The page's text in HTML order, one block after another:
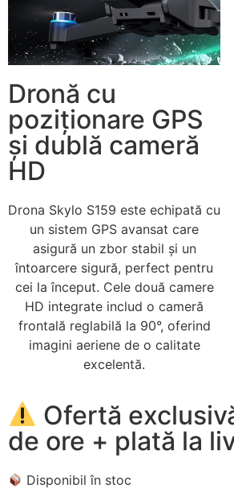
Dronă cu
poziționare GPS
și dublă cameră
HD
Drona Skylo S159 este echipată cu
un sistem GPS avansat care
asigură un zbor stabil și un
întoarcere sigură, perfect pentru
cei la început. Cele două camere
HD integrate includ o cameră
frontală reglabilă la 90°, oferind
imagini aeriene de o calitate
excelentă.
Ofertă
de ore + plată la
Disponibil în stoc